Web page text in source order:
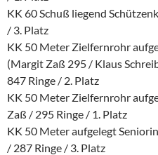
KK 60 Schuß liegend
/ 3. Platz
KK 50 Meter Zielfernrohr
(Margit Zaß 295 / Klaus
847 Ringe / 2. Platz
KK 50 Meter Zielfernrohr
Zaß / 295 Ringe / 1. Platz
KK 50 Meter aufgelegt
/ 287 Ringe / 3. Platz